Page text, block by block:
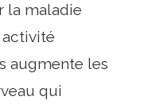
la maladie
activité
augmente les
qui